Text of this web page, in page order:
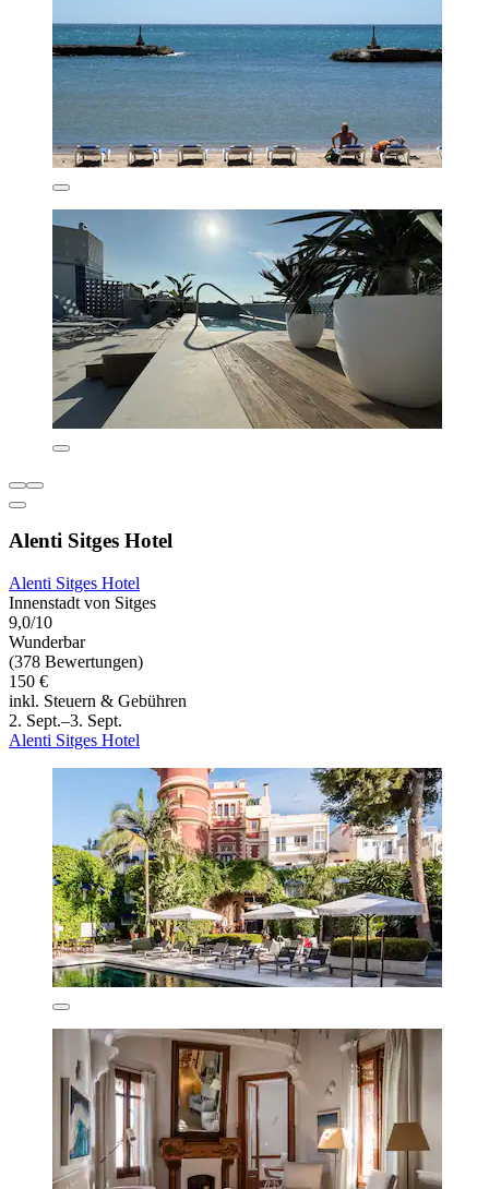
Alenti Sitges Hotel
Alenti Sitges Hotel
Innenstadt von Sitges
9,0/10
Wunderbar
(378 Bewertungen)
150 €
inkl. Steuern & Gebühren
2. Sept.–3. Sept.
Alenti Sitges Hotel